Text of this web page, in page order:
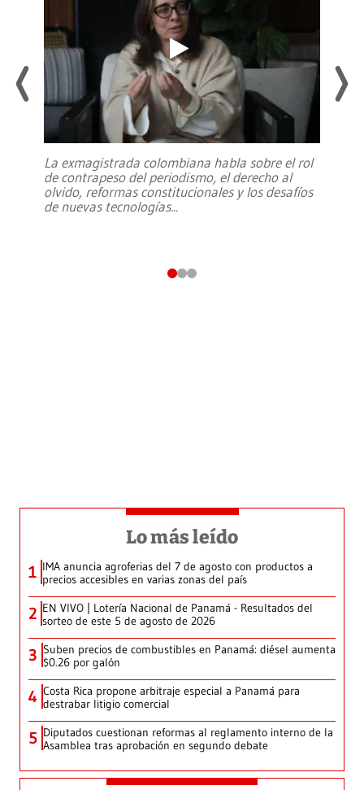
La exmagistrada colombiana habla sobre el rol
de contrapeso del periodismo, el derecho al
olvido, reformas constitucionales y los desafíos
de nuevas tecnologías...
Lo más leído
1 IMA anuncia agroferias del 7 de agosto con productos a
precios accesibles en varias zonas del país
2 EN VIVO | Lotería Nacional de Panamá - Resultados del
sorteo de este 5 de agosto de 2026
3 Suben precios de combustibles en Panamá: diésel aumenta
$0.26 por galón
4 Costa Rica propone arbitraje especial a Panamá para
destrabar litigio comercial
5 Diputados cuestionan reformas al reglamento interno de la
Asamblea tras aprobación en segundo debate